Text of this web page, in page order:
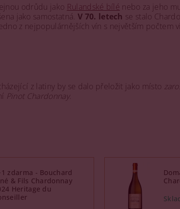
odrůdu jako Rulandské bílé nebo za jeho
jako samostatná. V 70. letech se stalo
z nejpopulárnějších vín s největším počtem
z latiny by se dalo přeložit jako místo
Pinot Chardonnay.
zdarma - Bouchard
& Fils Chardonnay
Heritage du